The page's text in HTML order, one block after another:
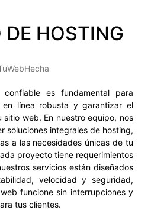
DE HOSTING
es fundamental para
en línea robusta y garantizar el
web. En nuestro equipo, nos
soluciones integrales de hosting,
a las necesidades únicas de tu
proyecto tiene requerimientos
servicios están diseñados
velocidad y seguridad,
funcione sin interrupciones y
tus clientes.